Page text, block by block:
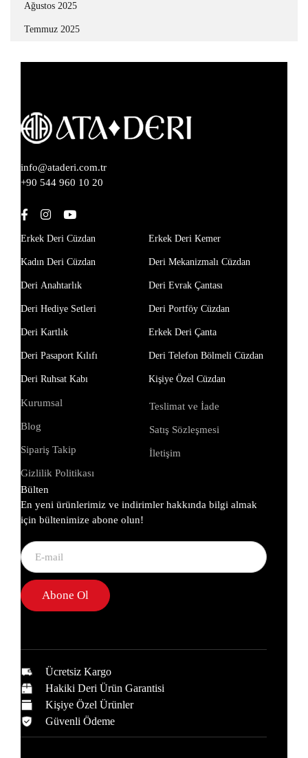
Ağustos 2025
Temmuz 2025
info@ataderi.com.tr
+90 544 960 10 20
Erkek Deri Cüzdan
Kadın Deri Cüzdan
Deri Anahtarlık
Deri Hediye Setleri
Deri Kartlık
Deri Pasaport Kılıfı
Deri Ruhsat Kabı
Erkek Deri Kemer
Deri Mekanizmalı Cüzdan
Deri Evrak Çantası
Deri Portföy Cüzdan
Erkek Deri Çanta
Deri Telefon Bölmeli Cüzdan
Kişiye Özel Cüzdan
Kurumsal
Blog
Sipariş Takip
Gizlilik Politikası
Teslimat ve İade
Satış Sözleşmesi
İletişim
Bülten
En yeni ürünlerimiz ve indirimler hakkında bilgi almak
için bültenimize abone olun!
Abone Ol
Ücretsiz Kargo
Hakiki Deri Ürün Garantisi
Kişiye Özel Ürünler
Güvenli Ödeme